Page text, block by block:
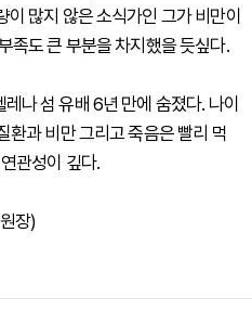
많지 않은 소식가인 그가 비만이
족도 큰 부분을 차지했을 듯싶다.
나 섬 유배 6년 만에 숨졌다. 나이
환과 비만 그리고 죽음은 빨리 먹
관성이 깊다.
장)